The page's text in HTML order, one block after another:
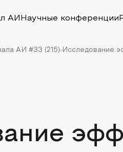
АИ Научные конференции
АИ #33 (215) Исследование